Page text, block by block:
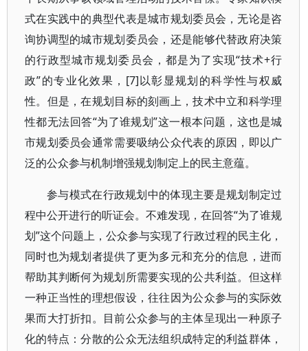
式在实践中的典型代表是城市规划委员会，无论是咨
询协调型的城市规划委员会，还是能够代替政府决策
的行政型城市规划委员会，都是为了实现“技术+行
政”的专业化效果，[7]以彰显规划的科学性与权威
性。但是，在规划目标的刻画上，技术中立和科学理
性都无法回答“为了谁规划”这一根本问题，这也是城
市规划委员会通常需要吸纳公众代表的原因，即以广
泛的公众参与机制增强规划制定上的民主意蕴。
参与模式在行政规划中的体现主要是规划制定过
程中公开进行的听证会。不难发现，在回答“为了谁规
划”这个问题上，公众参与实现了行政过程的民主化，
同时也为规划者提供了更为多元和充分的信息，进而
帮助其判断何为规划所需要实现的公共利益。但这样
一种正当性的理想假设，往往因为公众参与的实际效
果而大打折扣。目前公众参与的主体呈现出一种原子
化的特点：分散的公众无法组织成特定的利益群体，